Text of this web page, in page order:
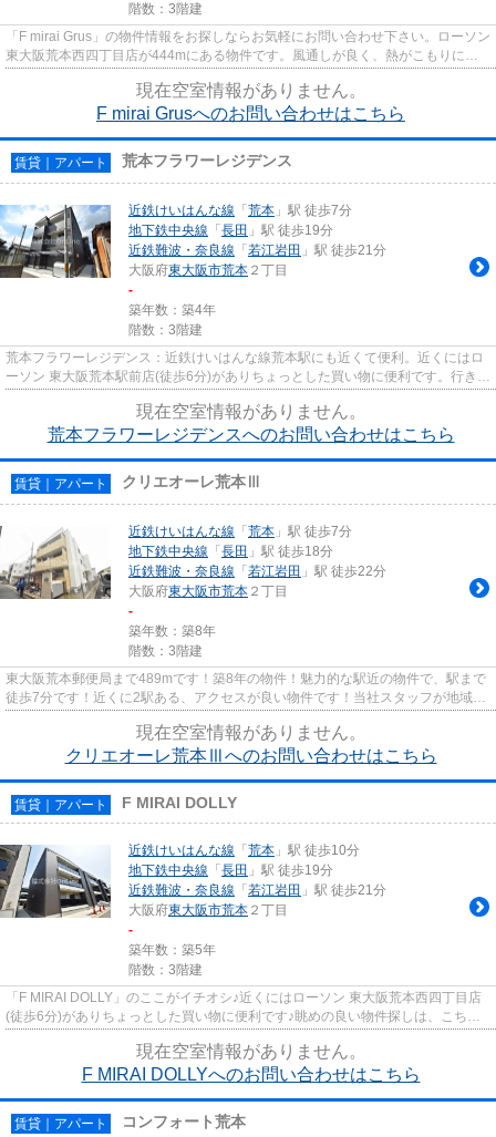
階数：3階建
「F mirai Grus」の物件情報をお探しならお気軽にお問い合わせ下さい。ローソン
東大阪荒本西四丁目店が444mにある物件です。風通しが良く、熱がこもりにく
いので、室内が暑くなりにく...
現在空室情報がありません。
F mirai Grusへのお問い合わせはこちら
賃貸｜アパート 荒本フラワーレジデンス
近鉄けいはんな線 「荒本 」駅 徒歩7分
地下鉄中央線 「長田 」駅 徒歩19分
近鉄難波・奈良線 「若江岩田 」駅 徒歩21分
大阪府東大阪市荒本 ２丁目
-
築年数：築4年
階数：3階建
荒本フラワーレジデンス：近鉄けいはんな線荒本駅にも近くて便利。近くにはロ
ーソン 東大阪荒本駅前店(徒歩6分)がありちょっとした買い物に便利です。行き先
に応じて駅を選べる2駅利用...
現在空室情報がありません。
荒本フラワーレジデンスへのお問い合わせはこちら
賃貸｜アパート クリエオーレ荒本Ⅲ
近鉄けいはんな線 「荒本 」駅 徒歩7分
地下鉄中央線 「長田 」駅 徒歩18分
近鉄難波・奈良線 「若江岩田 」駅 徒歩22分
大阪府東大阪市荒本 ２丁目
-
築年数：築8年
階数：3階建
東大阪荒本郵便局まで489mです！築8年の物件！魅力的な駅近の物件で、駅まで
徒歩7分です！近くに2駅ある、アクセスが良い物件です！当社スタッフが地域の
賃貸情報をご提供いたします！...
現在空室情報がありません。
クリエオーレ荒本Ⅲへのお問い合わせはこちら
賃貸｜アパート F MIRAI DOLLY
近鉄けいはんな線 「荒本 」駅 徒歩10分
地下鉄中央線 「長田 」駅 徒歩19分
近鉄難波・奈良線 「若江岩田 」駅 徒歩21分
大阪府東大阪市荒本 ２丁目
-
築年数：築5年
階数：3階建
「F MIRAI DOLLY」のここがイチオシ♪近くにはローソン 東大阪荒本西四丁目店
(徒歩6分)がありちょっとした買い物に便利です♪眺めの良い物件探しは、こちら
の場所はいかがですか♪夏場の...
現在空室情報がありません。
F MIRAI DOLLYへのお問い合わせはこちら
賃貸｜アパート コンフォート荒本